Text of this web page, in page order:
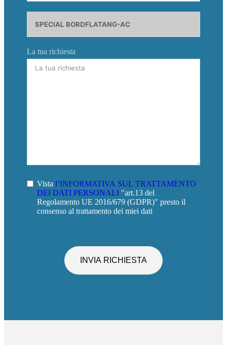
La tua richiesta
Vista l’INFORMATIVA SUL TRATTAMENTO
DEI DATI PERSONALI "art.13 del
Regolamento UE 2016/679 (GDPR)" presto il
consenso al trattamento dei miei dati
INVIA RICHIESTA